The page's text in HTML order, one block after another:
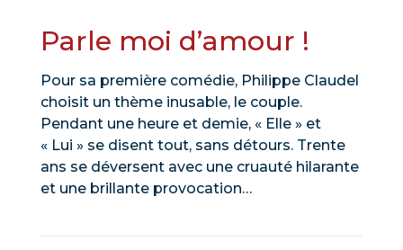
Parle moi d’amour !
Pour sa première comédie, Philippe Claudel
choisit un thème inusable, le couple.
Pendant une heure et demie, « Elle » et
« Lui » se disent tout, sans détours. Trente
ans se déversent avec une cruauté hilarante
et une brillante provocation…